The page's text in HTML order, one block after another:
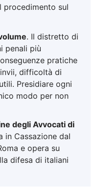
procedimento sul
. Il distretto di
penali più
pratiche
difficoltà di
Presidiare ogni
modo per non
degli Avvocati di
in Cassazione dal
e opera su
difesa di italiani